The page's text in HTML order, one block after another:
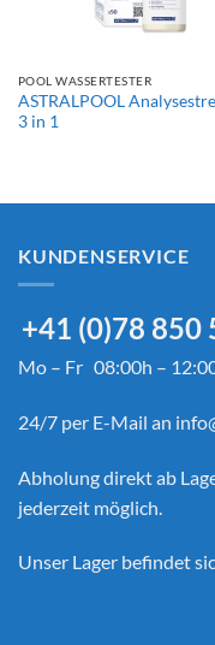
POOL WASSERTESTER
ASTRALPOOL
3 in 1
KUNDENSERVICE
+41 (0)78 850
Mo – Fr 08:00h –
24/7 per E-Mail an
Abholung direkt ab
jederzeit möglich.
Unser Lager befindet